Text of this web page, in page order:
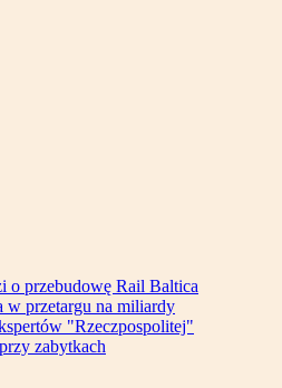
o przebudowę Rail Baltica
w przetargu na miliardy
"Rzeczpospolitej"
zabytkach